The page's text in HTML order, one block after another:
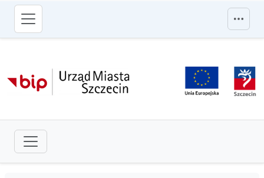
przejdź do głównego menu